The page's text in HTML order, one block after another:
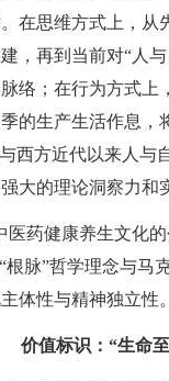
在思维方式上，
，再到当前对“人
络；在行为方式
的生产生活作息
西方近代以来人
大的理论洞察力和
医药健康养生文化
脉”哲学理念与
体性与精神独立性。
价值标识：“生命